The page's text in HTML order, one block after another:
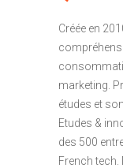
Créée en
marketing.
études et
Etudes &
des 500
French